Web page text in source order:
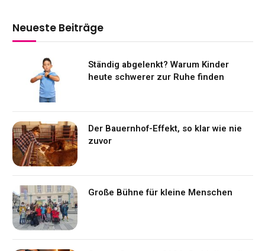
Neueste Beiträge
Ständig abgelenkt? Warum Kinder
heute schwerer zur Ruhe finden
Der Bauernhof-Effekt, so klar wie nie
zuvor
Große Bühne für kleine Menschen